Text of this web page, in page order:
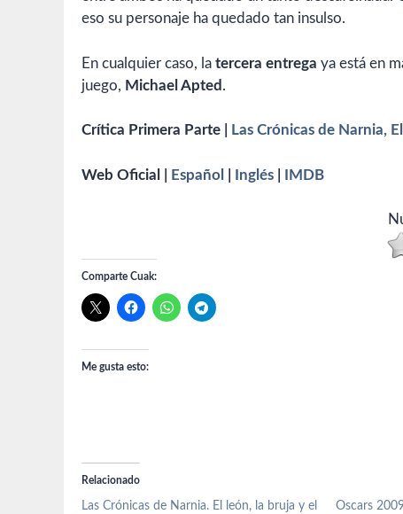
eso su personaje ha quedado tan insulso.
En cualquier caso, la tercera entrega ya está en
juego, Michael Apted .
Crítica Primera Parte | Las Crónicas de Narnia,
Web Oficial | Español Inglés IMDB
Comparte Cuak:
Me gusta esto:
Relacionado
Las Crónicas de Narnia. El león, la bruja y el
Oscars